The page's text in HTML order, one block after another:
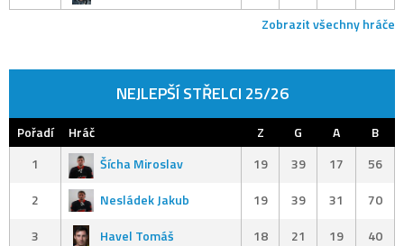
Zobrazit všechny hráče
NEJLEPŠÍ STŘELCI 25/26
Pořadí Hráč Z G A
B
1
Šícha Miroslav 19 39 17
56
2
Nesládek Jakub 19 39 31
70
3
Havel Tomáš 18 21 19
40